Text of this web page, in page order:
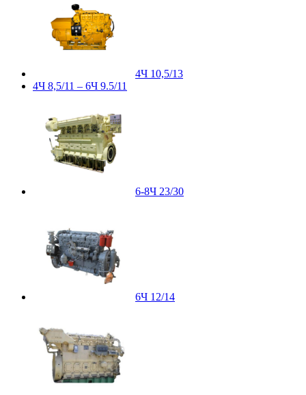
4Ч 10,5/13
4Ч 8,5/11 – 6Ч 9.5/11
6-8Ч 23/30
6Ч 12/14